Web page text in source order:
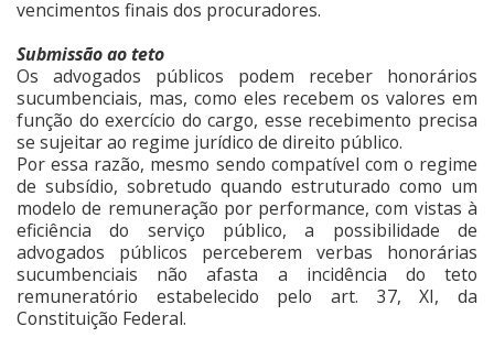
vencimentos finais dos procuradores.
Submissão ao teto
Os advogados públicos podem receber honorários
sucumbenciais, mas, como eles recebem os valores em
função do exercício do cargo, esse recebimento precisa
se sujeitar ao regime jurídico de direito público.
Por essa razão, mesmo sendo compatível com o regime
de subsídio, sobretudo quando estruturado como um
modelo de remuneração por performance, com vistas à
eficiência do serviço público, a possibilidade de
advogados públicos perceberem verbas honorárias
sucumbenciais não afasta a incidência do teto
remuneratório estabelecido pelo art. 37, XI, da
Constituição Federal.